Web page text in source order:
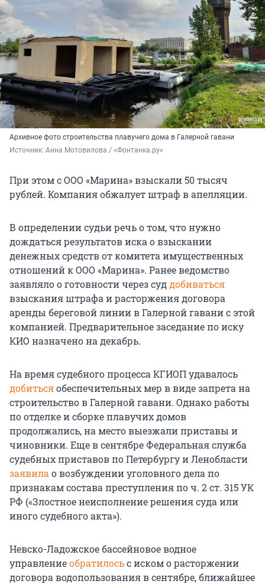
Архивное фото строительства плавучего дома в Галерной гавани
Источник: Анна Мотовилова / «Фонтанка.ру»
При этом с ООО «Марина» взыскали 50 тысяч
рублей. Компания обжалует штраф в апелляции.
В определении судьи речь о том, что нужно
дождаться результатов иска о взыскании
денежных средств от комитета имущественных
отношений к ООО «Марина». Ранее ведомство
заявляло о готовности через суддобиваться
взыскания штрафа и расторжения договора
аренды береговой линии в Галерной гавани с этой
компанией. Предварительное заседание по иску
КИО назначено на декабрь.
На время судебного процесса КГИОП удавалось
добитьсяобеспечительных мер в виде запрета на
строительство в Галерной гавани. Однако работы
по отделке и сборке плавучих домов
продолжались, на место выезжали приставы и
чиновники. Еще в сентябре Федеральная служба
судебных приставов по Петербургу и Ленобласти
заявила о возбуждении уголовного дела по
признакам состава преступления по ч. 2 ст. 315 УК
РФ («Злостное неисполнение решения суда или
иного судебного акта»).
Невско-Ладожское бассейновое водное
управлениеобратилосьс иском о расторжении
договора водопользования в сентябре, ближайшее